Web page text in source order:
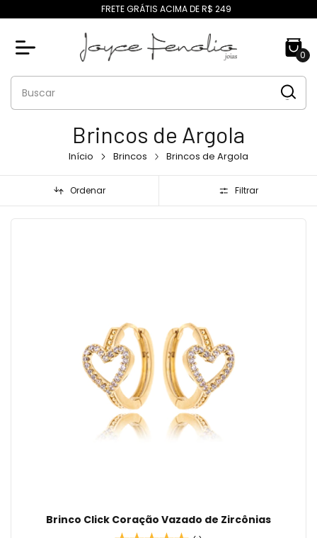
FRETE GRÁTIS ACIMA DE R$ 249
0
Brincos de Argola
Início Brincos Brincos de Argola
Ordenar Filtrar
Brinco Click Coração Vazado de Zircônias